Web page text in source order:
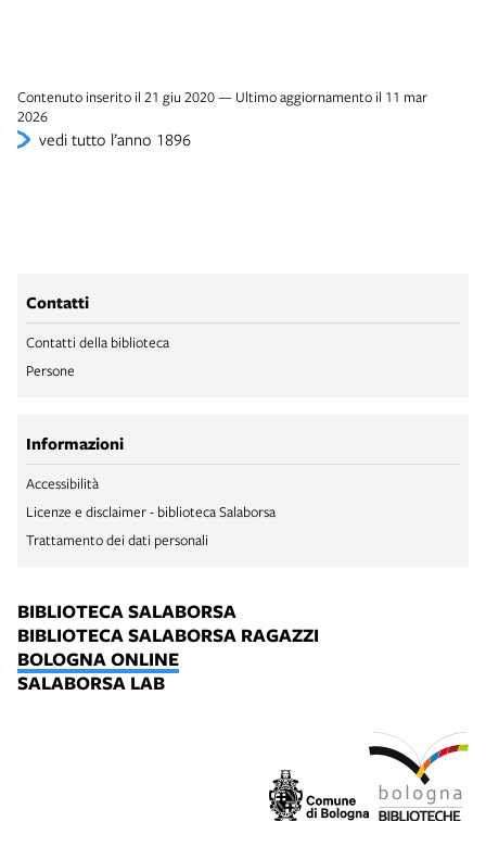
Contenuto inserito il 21 giu 2020 — Ultimo aggiornamento il 11 mar
2026
vedi tutto l’anno 1896
Contatti
Contatti della biblioteca
Persone
Informazioni
Accessibilità
Licenze e disclaimer - biblioteca Salaborsa
Trattamento dei dati personali
BIBLIOTECA SALABORSA
BIBLIOTECA SALABORSA RAGAZZI
BOLOGNA ONLINE
SALABORSA LAB